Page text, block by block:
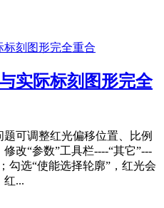
实际标刻图形完全
可调整红光偏移位置、比例
改“参数”工具栏----“其它”---
勾选“使能选择轮廓”，红光会
红...